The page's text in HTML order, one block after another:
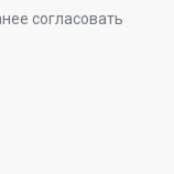
согласовать